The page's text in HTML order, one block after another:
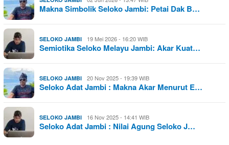
Makna Simbolik Seloko Jambi: Petai Dak B…
SELOKO JAMBI 19 Mei 2026 - 16:20 WIB
Semiotika Seloko Melayu Jambi: Akar Kuat…
SELOKO JAMBI 20 Nov 2025 - 19:39 WIB
Seloko Adat Jambi : Makna Akar Menurut E…
SELOKO JAMBI 16 Nov 2025 - 14:41 WIB
Seloko Adat Jambi : Nilai Agung Seloko J…